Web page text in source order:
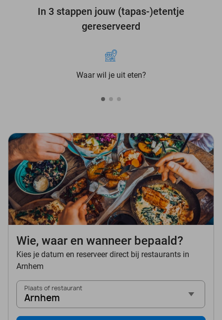
In 3 stappen jouw (tapas-)etentje
gereserveerd
Waar wil je uit eten?
Wie, waar en wanneer bepaald?
Kies je datum en reserveer direct bij restaurants in
Arnhem
Plaats of restaurant
Arnhem